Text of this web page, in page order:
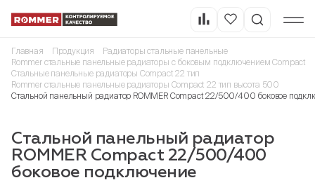
Главная Продукция
Радиаторы стальные панельные
Rommer стальные панельные радиаторы с боковым подключением Compact
Стальные панельные радиаторы Compact 22 тип
Rommer стальные панельные радиаторы Compact 22 тип высота 500
Стальной панельный радиатор ROMMER Compact 22/500/400 боковое
Стальной панельный радиатор
ROMMER Compact 22/500/400
боковое подключение